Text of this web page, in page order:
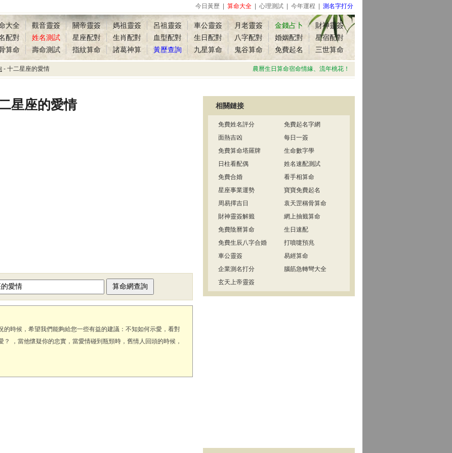
今日黃歷 算命大全 心理測試 今年運程 測名字打分
大全 觀音靈簽 關帝靈簽 媽祖靈簽 呂祖靈簽 車公靈簽 月老靈簽 金錢占卜
財神靈簽
配對
姓名測試 星座配對 生肖配對 血型配對 生日配對 八字配對 婚姻配對
星宿配對
算命
壽命測試 指紋算命 諸葛神算 黃歷查詢 九星算命 鬼谷算命 免費起名 三世算命
- 十二星座的愛情 農曆生日算命宿命情緣、流年桃花！
星座的愛情
的時候，希望我們能夠給您一些有益的建議：不知如何示愛，看對
，當他懷疑你的忠實，當愛情碰到瓶頸時，舊情人回頭的時候，
相關鏈接
免費姓名評分
免費起名字網
面熱吉凶
每日一簽
免費算命塔羅牌
生命數字學
日柱看配偶
姓名速配測試
免費合婚
看手相算命
星座事業運勢
寶寶免費起名
周易擇吉日
袁天罡稱骨算命
財神靈簽解籤
網上抽籤算命
免費陰曆算命
生日速配
免費生辰八字合婚
打噴嚏預兆
車公靈簽
易經算命
企業測名打分
腦筋急轉彎大全
玄天上帝靈簽